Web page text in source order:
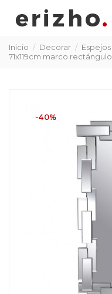
Inicio Decorar Espejos
71x119cm marco
-40%